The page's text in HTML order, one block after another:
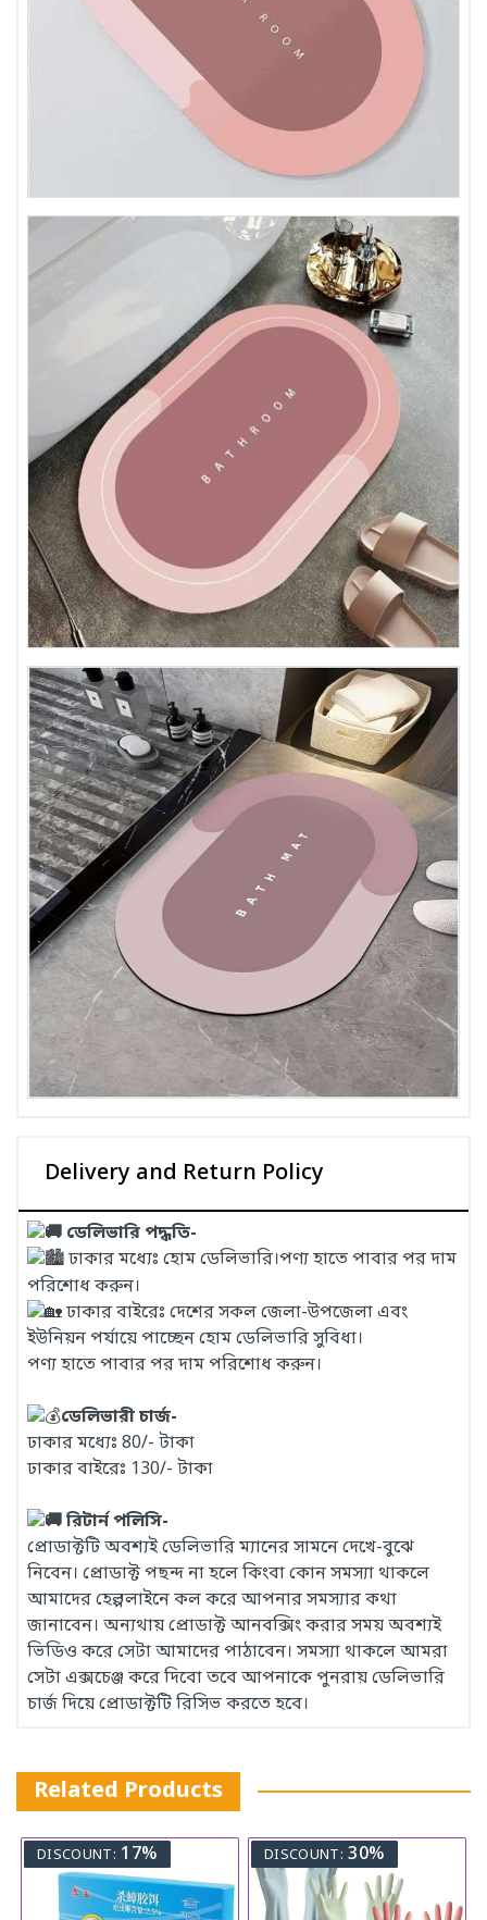
Delivery and Return Policy
ডেলিভারি পদ্ধতি-
ঢাকার মধ্যেঃ হোম ডেলিভারি।পণ্য হাতে পাবার পর দাম
পরিশোধ করুন।
ঢাকার বাইরেঃ দেশের সকল জেলা-উপজেলা এবং
ইউনিয়ন পর্যায়ে পাচ্ছেন হোম ডেলিভারি সুবিধা।
পণ্য হাতে পাবার পর দাম পরিশোধ করুন।
ডেলিভারী চার্জ-
ঢাকার মধ্যেঃ 80/- টাকা
ঢাকার বাইরেঃ 130/- টাকা
রিটার্ন পলিসি-
প্রোডাক্টটি অবশ্যই ডেলিভারি ম্যানের সামনে দেখে-বুঝে
নিবেন। প্রোডাক্ট পছন্দ না হলে কিংবা কোন সমস্যা থাকলে
আমাদের হেল্পলাইনে কল করে আপনার সমস্যার কথা
জানাবেন। অন্যথায় প্রোডাক্ট আনবক্সিং করার সময় অবশ্যই
ভিডিও করে সেটা আমাদের পাঠাবেন। সমস্যা থাকলে আমরা
সেটা এক্সচেঞ্জ করে দিবো তবে আপনাকে পুনরায় ডেলিভারি
চার্জ দিয়ে প্রোডাক্টটি রিসিভ করতে হবে।
Related Products
DISCOUNT: 17% DISCOUNT: 30%